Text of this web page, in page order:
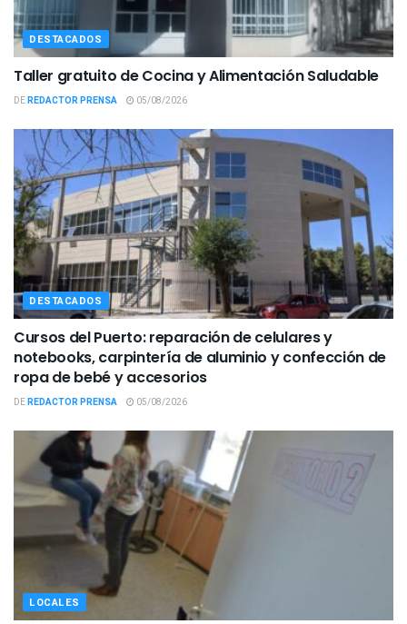
DESTACADOS
Taller gratuito de Cocina y Alimentación Saludable
DEREDACTOR PRENSA 05/08/2026
DESTACADOS
Cursos del Puerto: reparación de celulares y
notebooks, carpintería de aluminio y confección de
ropa de bebé y accesorios
DEREDACTOR PRENSA 05/08/2026
LOCALES